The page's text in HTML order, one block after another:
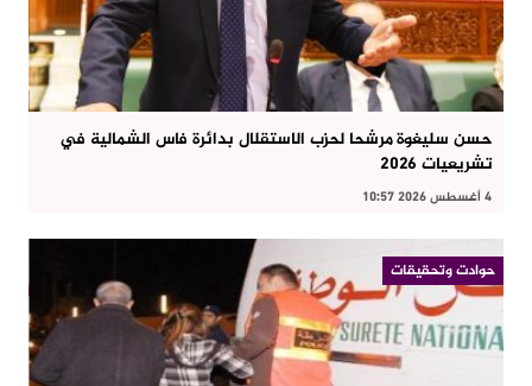
حسن سليغوة مرشحا لحزب الاستقلال بدائرة فاس الشمالية في
تشريعيات 2026
4 أغسطس 2026 10:57
حوادت وتحقيقات